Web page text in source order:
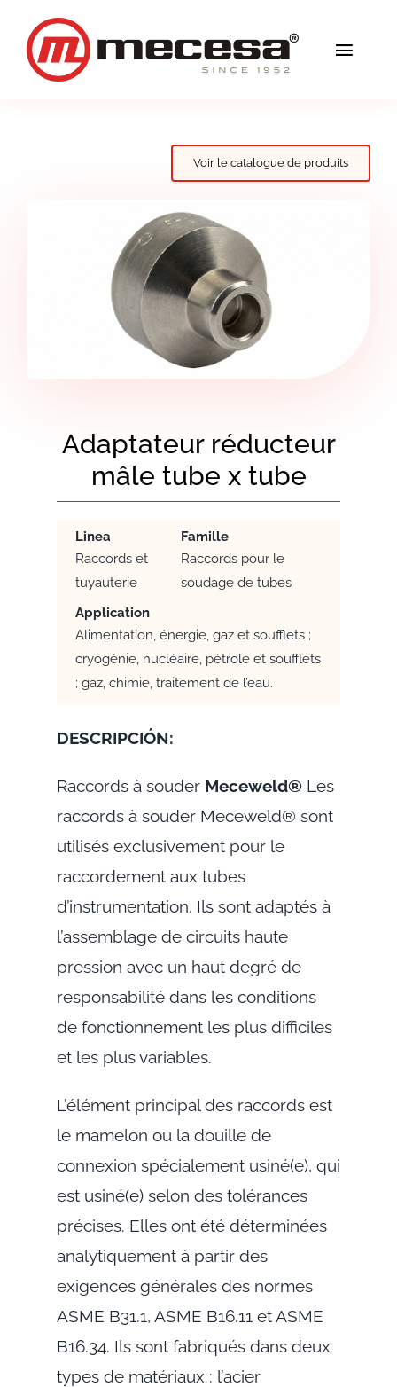
content
Voir le catalogue de produits
Adaptateur réducteur
mâle tube x tube
Linea
Famille
Raccords et
tuyauterie
Raccords pour le
soudage de tubes
Application
Alimentation, énergie, gaz et soufflets ;
cryogénie, nucléaire, pétrole et soufflets
; gaz, chimie, traitement de l’eau.
DESCRIPCIÓN:
Raccords à souder Meceweld®Les
raccords à souder Meceweld® sont
utilisés exclusivement pour le
raccordement aux tubes
d’instrumentation. Ils sont adaptés à
l’assemblage de circuits haute
pression avec un haut degré de
responsabilité dans les conditions
de fonctionnement les plus difficiles
et les plus variables.
L’élément principal des raccords est
le mamelon ou la douille de
connexion spécialement usiné(e), qui
est usiné(e) selon des tolérances
précises. Elles ont été déterminées
analytiquement à partir des
exigences générales des normes
ASME B31.1, ASME B16.11 et ASME
B16.34. Ils sont fabriqués dans deux
types de matériaux : l’acier